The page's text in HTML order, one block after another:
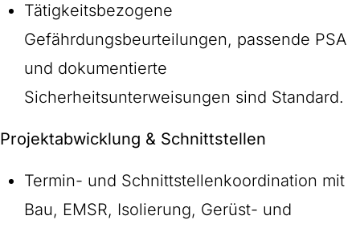
Tätigkeitsbezogene
Gefährdungsbeurteilungen, passende PSA
und dokumentierte
Sicherheitsunterweisungen sind Standard.
Projektabwicklung & Schnittstellen
Termin- und Schnittstellenkoordination mit
Bau, EMSR, Isolierung, Gerüst- und